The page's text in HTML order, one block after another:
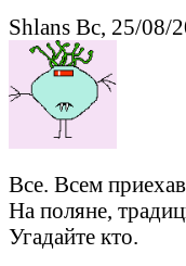
Shlans Вс, 25/08/
Все. Всем
На поляне,
Угадайте кто.